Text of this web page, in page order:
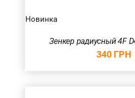
Новинка
Зенкер радиусный 4F
340 ГРН